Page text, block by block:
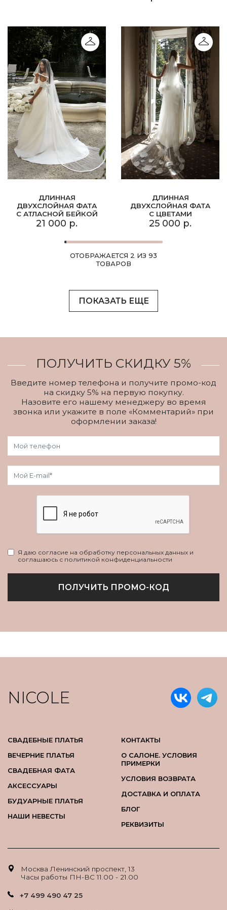
ДЛИННАЯ
ДВУХСЛОЙНАЯ ФАТА
С АТЛАСНОЙ БЕЙКОЙ
21 000 р.
ДЛИННАЯ
ДВУХСЛОЙНАЯ ФАТА
С ЦВЕТАМИ
25 000 р.
ОТОБРАЖАЕТСЯ 2 ИЗ 93
ТОВАРОВ
ПОКАЗАТЬ ЕЩЕ
ПОЛУЧИТЬ СКИДКУ 5%
Введите номер телефона и получите промо-код
на скидку 5% на первую покупку.
Назовите его нашему менеджеру во время
звонка или укажите в поле «Комментарий» при
оформлении заказа!
Я даю согласие на обработку персональных данных и
соглашаюсь с политикой конфиденциальности
ПОЛУЧИТЬ ПРОМО-КОД
NICOLE
СВАДЕБНЫЕ ПЛАТЬЯ
ВЕЧЕРНИЕ ПЛАТЬЯ
СВАДЕБНАЯ ФАТА
АКСЕССУАРЫ
БУДУАРНЫЕ ПЛАТЬЯ
НАШИ НЕВЕСТЫ
КОНТАКТЫ
О САЛОНЕ. УСЛОВИЯ
ПРИМЕРКИ
УСЛОВИЯ ВОЗВРАТА
ДОСТАВКА И ОПЛАТА
БЛОГ
РЕКВИЗИТЫ
Москва Ленинский проспект, 13
Часы работы ПН-ВС 11.00 - 21.00
+7 499 490 47 25